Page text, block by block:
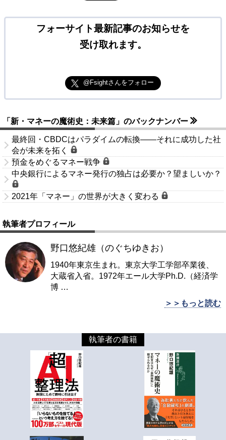
フォーサイト最新記事のお知らせを
受け取れます。
@Fsightさんをフォロー
「新・マネーの魔術史：未来篇」のバックナンバー
最終回・CBDCはパラダイムの転換――それに成功した社
会が未来を拓く
預金をめぐるマネー戦争
中央銀行によるマネー発行の独占は必要か？望ましいか？
2021年「マネー」の世界が大きく変わる
執筆者プロフィール
野口悠紀雄（のぐちゆきお）
1940年東京生まれ。東京大学工学部卒業後、
大蔵省入省。1972年エール大学Ph.D.（経済学
博 …
＞＞もっと読む
執筆者の書籍